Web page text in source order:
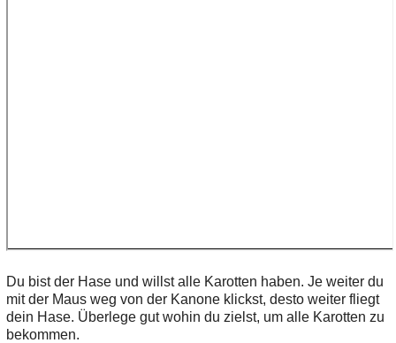
Du bist der Hase und willst alle Karotten haben. Je weiter du
mit der Maus weg von der Kanone klickst, desto weiter fliegt
dein Hase. Überlege gut wohin du zielst, um alle Karotten zu
bekommen.